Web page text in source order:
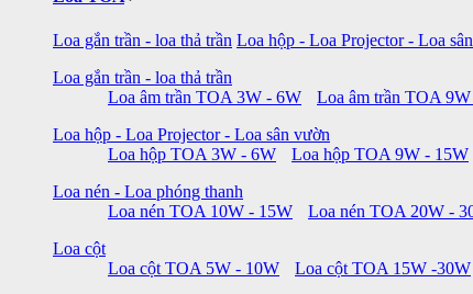
Loa gắn trần - loa thả trần Loa hộp - Loa Projector - Loa
Loa gắn trần - loa thả trần
Loa âm trần TOA 3W - 6W
Loa âm trần TOA
Loa hộp - Loa Projector - Loa sân vườn
Loa hộp TOA 3W - 6W
Loa hộp TOA 9W - 15W
Loa nén - Loa phóng thanh
Loa nén TOA 10W - 15W
Loa nén TOA 20W -
Loa cột
Loa cột TOA 5W - 10W
Loa cột TOA 15W -30W